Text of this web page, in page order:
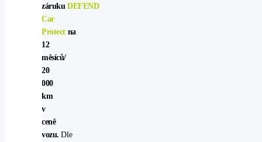
záruku DEFEND
Car
Protect na
12
měsíců/
20
000
km
v
ceně
vozu. Dle